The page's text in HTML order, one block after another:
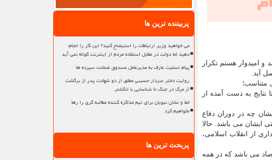
و امیدوار هستم تکرار
آید.
متناسب؛
به دست آمده از
چه در دوران دفاع
ایشان می باشد. حالا
از انقلاب اسلامی،
می باشد که در همه
پربیننده ترین ها
می خواهید وزیر ارتباطات را استیضاح کنید؟ این کار را انجام
دهید اما دولت در مقابل استفاده مردم از اینترنت کوتاه نمی آید
پیام تسلیت عارف به مدیرعامل صندوق ضمانت سپرده ها
روایت دختر سردار حسینی مطلق از دو شهادت پدر از برگشت
از مرگ در جنگ تا شناسایی با انگشتر
خط و نشان نبویان برای تیم مذاکره کننده مطالبه گری را رها
نخواهیم کرد
پربحث ترین ها